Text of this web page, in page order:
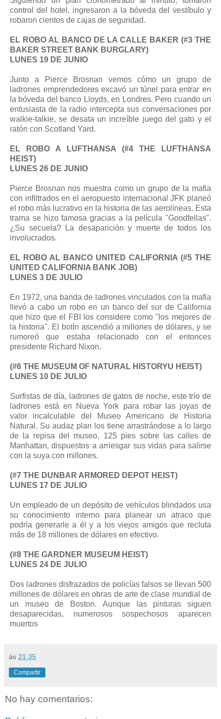
control del hotel, ingresaron a la bóveda del vestíbulo y
robaron cientos de cajas de seguridad.
EL ROBO AL BANCO DE LA CALLE BAKER (#3 THE
BAKER STREET BANK BURGLARY)
LUNES 19 DE JUNIO
Junto a Pierce Brosnan vemos cómo un grupo de
ladrones emprendedores excavó un túnel para entrar en
la bóveda del banco Lloyds, en Londres. Pero cuando un
entusiasta de la radio intercepta sus conversaciones por
walkie-talkie, se desata un increíble juego del gato y el
ratón con Scotland Yard.
EL ROBO A LUFTHANSA (#4 THE LUFTHANSA
HEIST)
LUNES 26 DE JUNIO
Pierce Brosnan nos muestra como un grupo de la mafia
con infiltrados en el aeropuesto internacional JFK planeó
el robo más lucrativo en la historia de las aerolíneas. Esta
trama se hizo famosa gracias a la película "Goodfellas".
¿Su secuela? La desaparición y muerte de todos los
involucrados.
EL ROBO AL BANCO UNITED CALIFORNIA (#5 THE
UNITED CALIFORNIA BANK JOB)
LUNES 3 DE JULIO
En 1972, una banda de ladrones vinculados con la mafia
llevó a cabo un robo en un banco del sur de California
que hizo que el FBI los considere como "los mejores de
la historia". El botín ascendió a millones de dólares, y se
rumoreó que estaba relacionado con el entonces
presidente Richard Nixon.
(#6 THE MUSEUM OF NATURAL HISTORYU HEIST)
LUNES 10 DE JULIO
Surfistas de día, ladrones de gatos de noche, este trío de
ladrones está en Nueva York para robar las joyas de
valor incalculable del Museo Americano de Historia
Natural. Su audaz plan los tiene arrastrándose a lo largo
de la repisa del museo, 125 pies sobre las calles de
Manhattan, dispuestos a arriesgar sus vidas para salirse
con la suya con millones.
(#7 THE DUNBAR ARMORED DEPOT HEIST)
LUNES 17 DE JULIO
Un empleado de un depósito de vehículos blindados usa
su conocimiento interno para planear un atraco que
podría generarle a él y a los viejos amigos que recluta
más de 18 millones de dólares en efectivo.
(#8 THE GARDNER MUSEUM HEIST)
LUNES 24 DE JULIO
Dos ladrones disfrazados de policías falsos se llevan 500
millones de dólares en obras de arte de clase mundial de
un museo de Boston. Aunque las pinturas siguen
desaparecidas, numerosos sospechosos aparecen
muertos
às 21:35
Compartir
No hay comentarios: